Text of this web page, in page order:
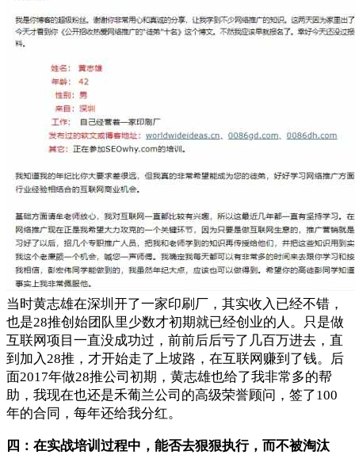
当时黄志雄在深圳开了一家印刷厂，其实收入已经不错，
也是28推创始团队里少数才初期就已经创业的人。只是做
互联网项目一直没成功过，前前后后亏了几百万进去，直
到加入28推，才开始走了上坡路，在互联网赚到了钱。后
面2017年做28推公司初期，黄志雄也给了我非常多的帮
助，我现在也还是禾葡兰公司的高级荣誉顾问，签了100
年的合同，每年还给我分红。
四：在实战培训过程中，能否去狠狠执行，而不被淘汰